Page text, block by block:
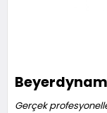
Gerçek